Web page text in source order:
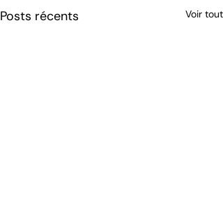
Posts récents Voir tout